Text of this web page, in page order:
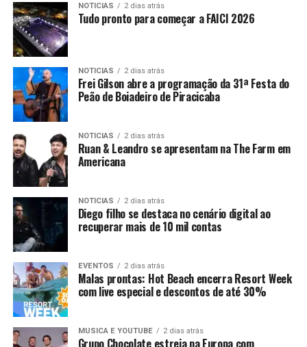
NOTICIAS 2 dias atrás
Tudo pronto para começar a FAICI 2026
NOTICIAS 2 dias atrás
Frei Gilson abre a programação da 31ª Festa do
Peão de Boiadeiro de Piracicaba
NOTICIAS 2 dias atrás
Ruan & Leandro se apresentam na The Farm em
Americana
NOTICIAS 2 dias atrás
Diego filho se destaca no cenário digital ao
recuperar mais de 10 mil contas
EVENTOS 2 dias atrás
Malas prontas: Hot Beach encerra Resort Week
com live especial e descontos de até 30%
MUSICA E YOUTUBE 2 dias atrás
Grupo Chocolate estreia na Europa com